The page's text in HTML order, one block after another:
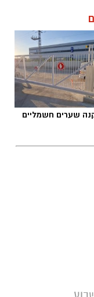
שערים חשמליים